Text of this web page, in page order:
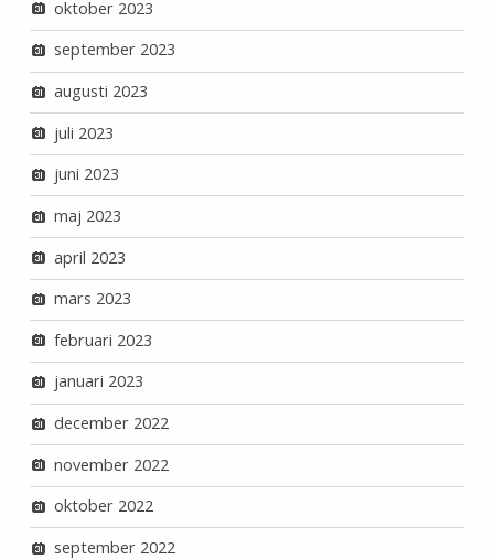
oktober 2023
september 2023
augusti 2023
juli 2023
juni 2023
maj 2023
april 2023
mars 2023
februari 2023
januari 2023
december 2022
november 2022
oktober 2022
september 2022